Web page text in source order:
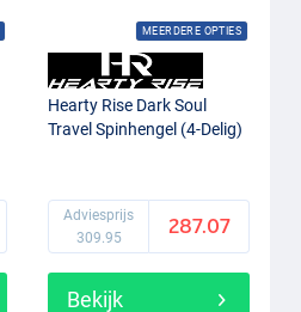
MEERDERE OPTIES
Hearty Rise Dark Soul
Travel Spinhengel (4-Delig)
Adviesprijs
309.95
287.07
Bekijk